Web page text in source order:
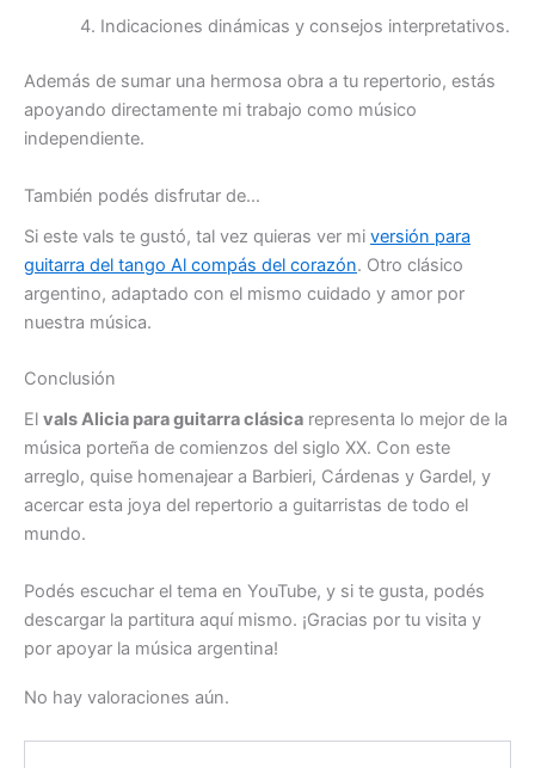
Indicaciones dinámicas y consejos interpretativos.
Además de sumar una hermosa obra a tu repertorio, estás
apoyando directamente mi trabajo como músico
independiente.
También podés disfrutar de…
Si este vals te gustó, tal vez quieras ver mi versión para
guitarra del tango Al compás del corazón. Otro clásico
argentino, adaptado con el mismo cuidado y amor por
nuestra música.
Conclusión
El valsAlicia para guitarra clásica representa lo mejor de la
música porteña de comienzos del siglo XX. Con este
arreglo, quise homenajear a Barbieri, Cárdenas y Gardel, y
acercar esta joya del repertorio a guitarristas de todo el
mundo.
Podés escuchar el tema en YouTube, y si te gusta, podés
descargar la partitura aquí mismo. ¡Gracias por tu visita y
por apoyar la música argentina!
No hay valoraciones aún.